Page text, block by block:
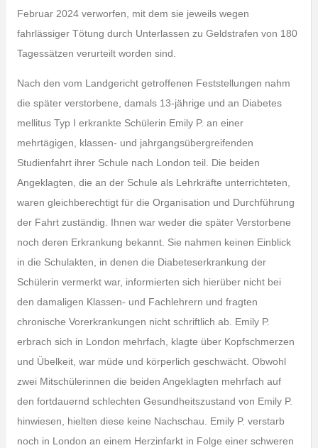
Februar 2024 verworfen, mit dem sie jeweils wegen
fahrlässiger Tötung durch Unterlassen zu Geldstrafen von 180
Tagessätzen verurteilt worden sind.
Nach den vom Landgericht getroffenen Feststellungen nahm
die später verstorbene, damals 13-jährige und an Diabetes
mellitus Typ I erkrankte Schülerin Emily P. an einer
mehrtägigen, klassen- und jahrgangsübergreifenden
Studienfahrt ihrer Schule nach London teil. Die beiden
Angeklagten, die an der Schule als Lehrkräfte unterrichteten,
waren gleichberechtigt für die Organisation und Durchführung
der Fahrt zuständig. Ihnen war weder die später Verstorbene
noch deren Erkrankung bekannt. Sie nahmen keinen Einblick
in die Schulakten, in denen die Diabeteserkrankung der
Schülerin vermerkt war, informierten sich hierüber nicht bei
den damaligen Klassen- und Fachlehrern und fragten
chronische Vorerkrankungen nicht schriftlich ab. Emily P.
erbrach sich in London mehrfach, klagte über Kopfschmerzen
und Übelkeit, war müde und körperlich geschwächt. Obwohl
zwei Mitschülerinnen die beiden Angeklagten mehrfach auf
den fortdauernd schlechten Gesundheitszustand von Emily P.
hinwiesen, hielten diese keine Nachschau. Emily P. verstarb
noch in London an einem Herzinfarkt in Folge einer schweren